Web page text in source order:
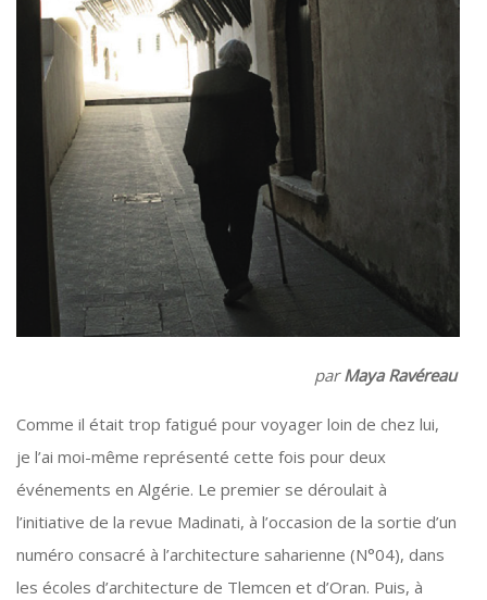
parMaya Ravéreau
Comme il était trop fatigué pour voyager loin de chez lui,
je l’ai moi-même représenté cette fois pour deux
événements en Algérie. Le premier se déroulait à
l’initiative de la revue Madinati, à l’occasion de la sortie d’un
numéro consacré à l’architecture saharienne (N°04), dans
les écoles d’architecture de Tlemcen et d’Oran. Puis, à